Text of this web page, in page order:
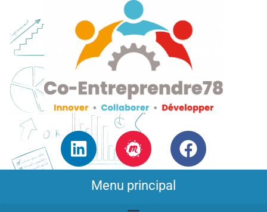
Menu principal